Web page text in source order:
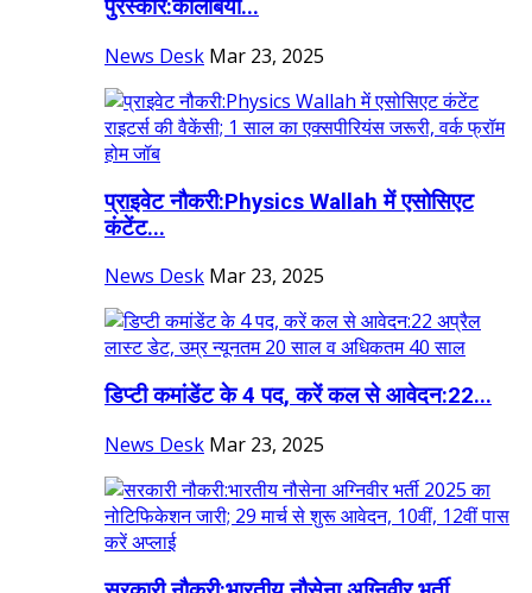
पुरस्कार:कोलंबिया...
News Desk Mar 23, 2025
प्राइवेट नौकरी:Physics Wallah में एसोसिएट
कंटेंट...
News Desk Mar 23, 2025
डिप्टी कमांडेंट के 4 पद, करें कल से आवेदन:22...
News Desk Mar 23, 2025